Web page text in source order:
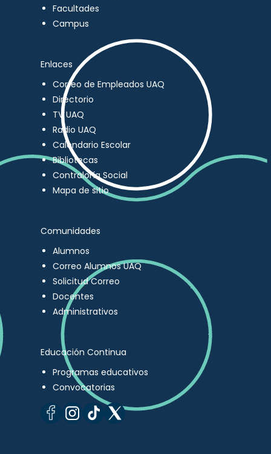
Facultades
Campus
Enlaces
Correo de Empleados UAQ
Directorio
TV UAQ
Radio UAQ
Calendario Escolar
Bibliotecas
Contraloría Social
Mapa de sitio
Comunidades
Alumnos
Correo Alumnos UAQ
Solicitud Correo
Docentes
Administrativos
Educación Continua
Programas educativos
Convocatorias